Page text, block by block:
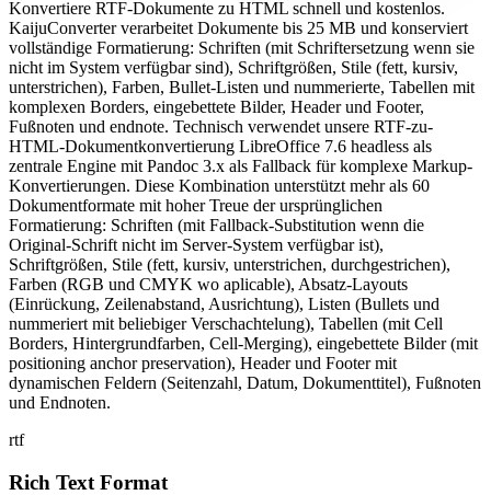
Konvertiere RTF-Dokumente zu HTML schnell und kostenlos.
KaijuConverter verarbeitet Dokumente bis 25 MB und konserviert
vollständige Formatierung: Schriften (mit Schriftersetzung wenn sie
nicht im System verfügbar sind), Schriftgrößen, Stile (fett, kursiv,
unterstrichen), Farben, Bullet-Listen und nummerierte, Tabellen mit
komplexen Borders, eingebettete Bilder, Header und Footer,
Fußnoten und endnote. Technisch verwendet unsere RTF-zu-
HTML-Dokumentkonvertierung LibreOffice 7.6 headless als
zentrale Engine mit Pandoc 3.x als Fallback für komplexe Markup-
Konvertierungen. Diese Kombination unterstützt mehr als 60
Dokumentformate mit hoher Treue der ursprünglichen
Formatierung: Schriften (mit Fallback-Substitution wenn die
Original-Schrift nicht im Server-System verfügbar ist),
Schriftgrößen, Stile (fett, kursiv, unterstrichen, durchgestrichen),
Farben (RGB und CMYK wo aplicable), Absatz-Layouts
(Einrückung, Zeilenabstand, Ausrichtung), Listen (Bullets und
nummeriert mit beliebiger Verschachtelung), Tabellen (mit Cell
Borders, Hintergrundfarben, Cell-Merging), eingebettete Bilder (mit
positioning anchor preservation), Header und Footer mit
dynamischen Feldern (Seitenzahl, Datum, Dokumenttitel), Fußnoten
und Endnoten.
rtf
Rich Text Format